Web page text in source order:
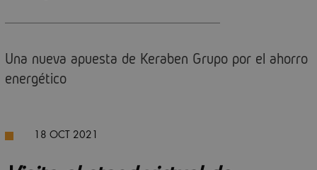
Una nueva apuesta de Keraben Grupo por el ahorro
energético
18 OCT 2021